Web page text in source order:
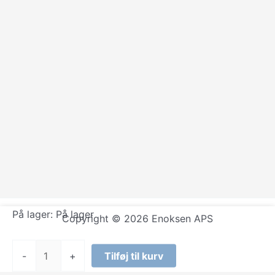
Copyright © 2026 Enoksen APS
På lager: På lager
- + Tilføj til kurv